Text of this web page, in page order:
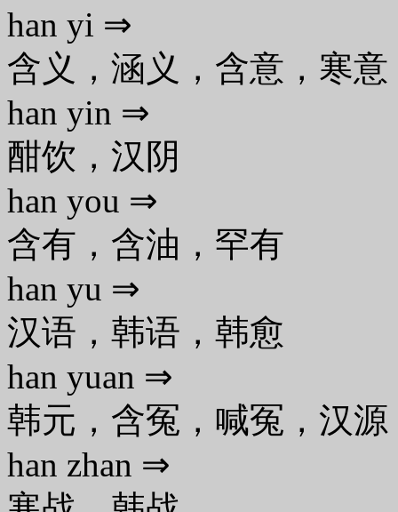
han yi ⇒
含义，涵义，含意，寒意
han yin ⇒
酣饮，汉阴
han you ⇒
含有，含油，罕有
han yu ⇒
汉语，韩语，韩愈
han yuan ⇒
韩元，含冤，喊冤，汉源
han zhan ⇒